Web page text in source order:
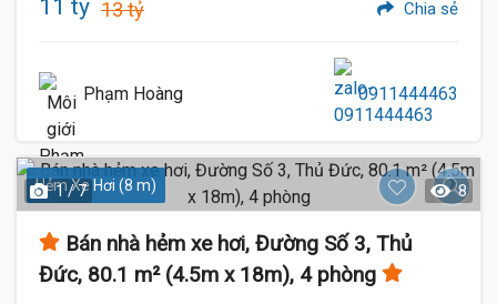
11 tỷ 13 tỷ Chia sẻ
Phạm Hoàng 0911444463
Hẻm Xe Hơi (8 m)
1 / 7 8
Bán nhà hẻm xe hơi, Đường Số 3, Thủ
Đức, 80.1 m² (4.5m x 18m), 4 phòng